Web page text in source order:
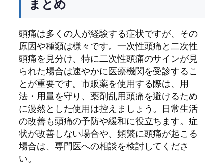
まとめ
頭痛は多くの人が経験する症状ですが、その
原因や種類は様々です。一次性頭痛と二次性
頭痛を見分け、特に二次性頭痛のサインが見
られた場合は速やかに医療機関を受診するこ
とが重要です。市販薬を使用する際は、用
法・用量を守り、薬剤乱用頭痛を避けるため
に漫然とした使用は控えましょう。日常生活
の改善も頭痛の予防や緩和に役立ちます。症
状が改善しない場合や、頻繁に頭痛が起こる
場合は、専門医への相談を検討してくださ
い。